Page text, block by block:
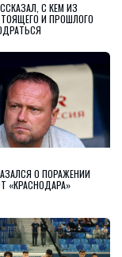
С КЕМ ИЗ
И ПРОШЛОГО
О ПОРАЖЕНИИ
«КРАСНОДАРА»